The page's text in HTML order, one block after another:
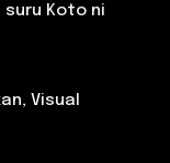
suru Koto ni
Visual